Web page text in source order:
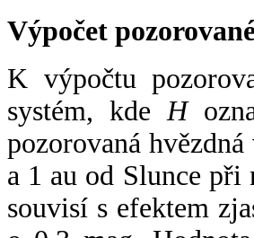
Výpočet
K výpočtu
systém, kde H
pozorovaná
a 1 au od Slunce
souvisí s efektem